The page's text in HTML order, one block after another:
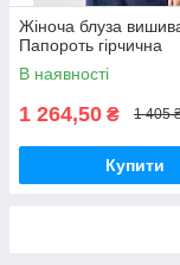
Жіноча блуза
Папороть гірчична
В наявності
1 264,50 ₴ 1 405
Купити